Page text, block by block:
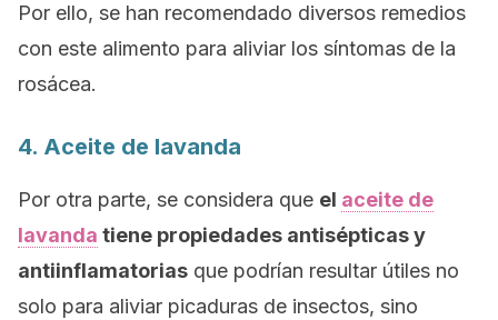
Por ello, se han recomendado diversos remedios
con este alimento para aliviar los síntomas de la
rosácea.
4. Aceite de lavanda
Por otra parte, se considera que el aceite de
lavanda tiene propiedades antisépticas y
antiinflamatorias que podrían resultar útiles no
solo para aliviar picaduras de insectos, sino